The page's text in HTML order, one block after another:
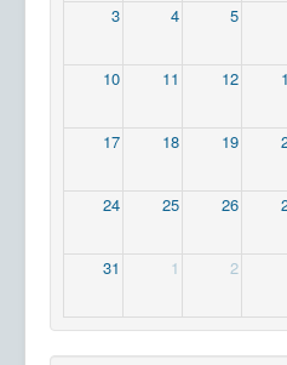
3 4 5
10 11 12
17 18 19
24 25 26
31 1 2